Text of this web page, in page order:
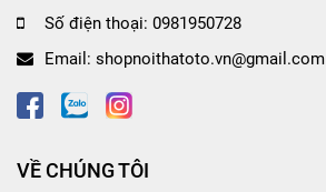
Số điện thoại: 0981950728
Email: shopnoithatoto.vn@gmail.com
VỀ CHÚNG TÔI